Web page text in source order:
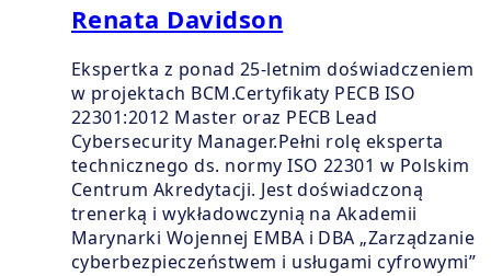
Renata Davidson
Ekspertka z ponad 25-letnim doświadczeniem
w projektach BCM.Certyfikaty PECB ISO
22301:2012 Master oraz PECB Lead
Cybersecurity Manager.Pełni rolę eksperta
technicznego ds. normy ISO 22301 w Polskim
Centrum Akredytacji. Jest doświadczoną
trenerką i wykładowczynią na Akademii
Marynarki Wojennej EMBA i DBA „Zarządzanie
cyberbezpieczeństwem i usługami cyfrowymi”